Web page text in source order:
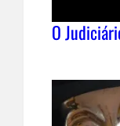
O